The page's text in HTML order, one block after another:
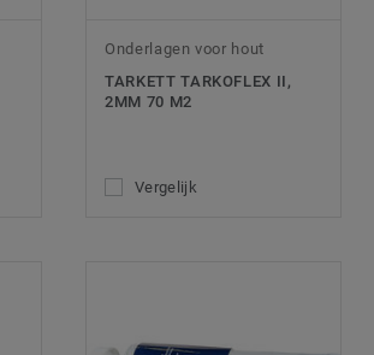
Onderlagen voor hout
TARKETT TARKOFLEX II,
2MM 70 M2
Vergelijk